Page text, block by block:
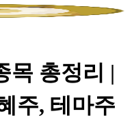
목 총정리 |
주, 테마주